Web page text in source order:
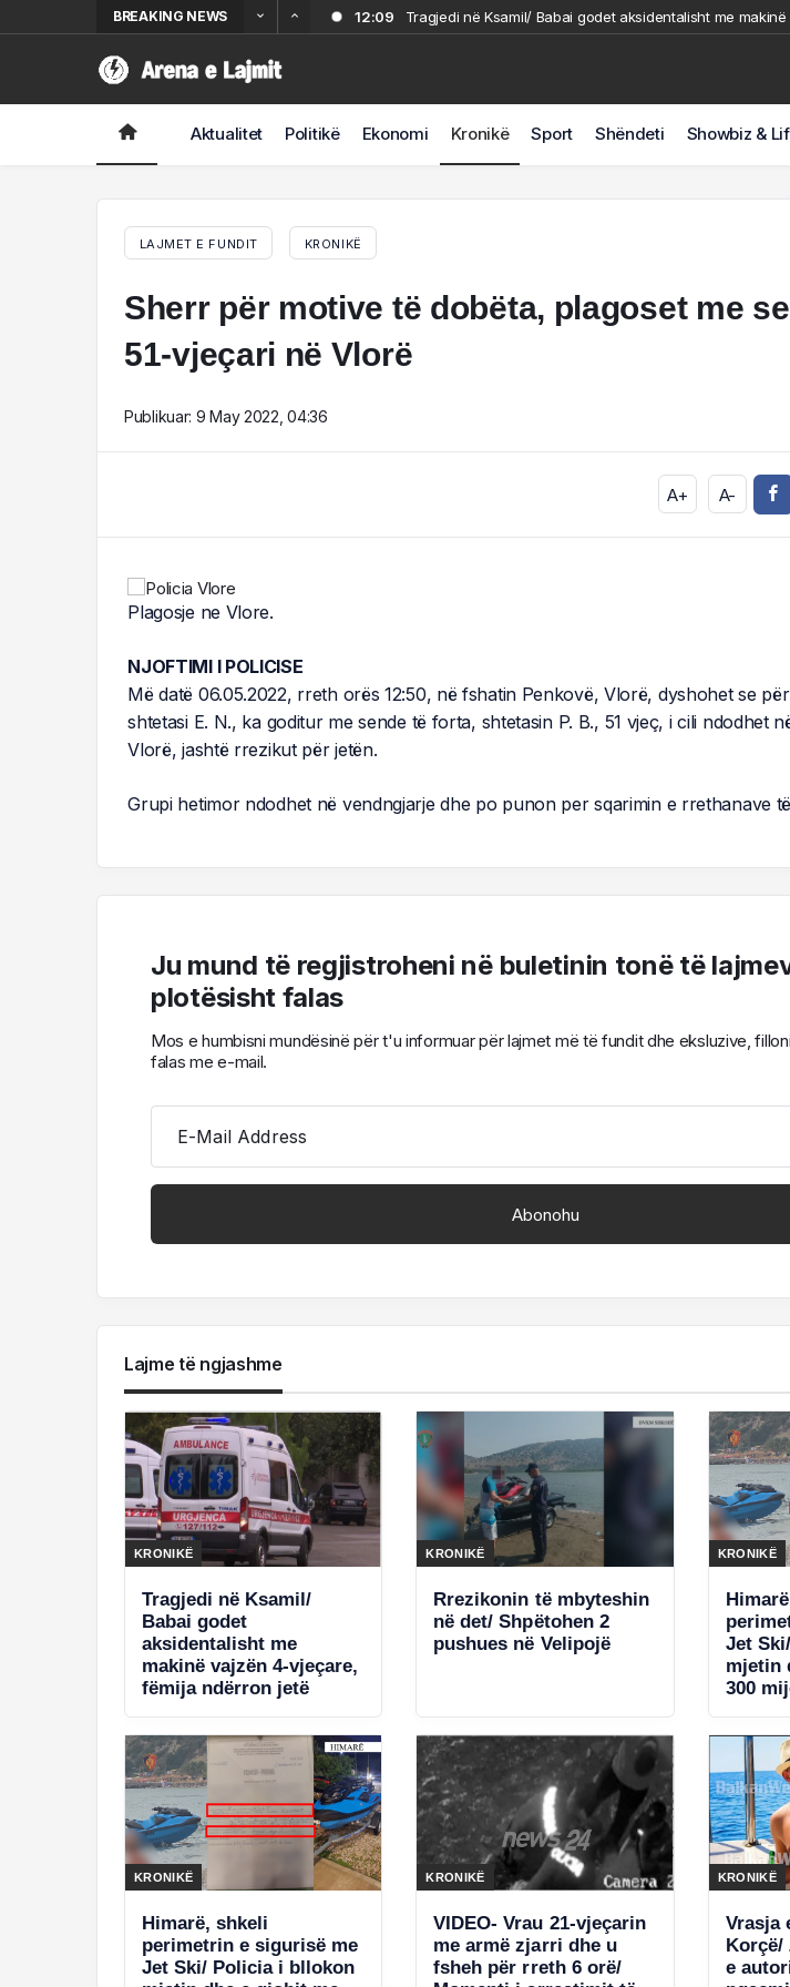
BREAKING NEWS 12:09
Tragjedi në Ksamil/ Babai godet aksidentalisht me
Aktualitet Politikë Ekonomi Kronikë Sport Shëndeti Showbiz &
LAJMET E FUNDIT KRONIKË
Sherr për motive të dobëta, plagoset me
51-vjeçari në Vlorë
Publikuar: 9 May 2022, 04:36
A+ A-
Plagosje ne Vlore.
NJOFTIMI I POLICISE
Më datë 06.05.2022, rreth orës 12:50, në fshatin Penkovë, Vlorë, dyshohet se
shtetasi E. N., ka goditur me sende të forta, shtetasin P. B., 51 vjeç, i cili ndodhet
Vlorë, jashtë rrezikut për jetën.
Grupi hetimor ndodhet në vendngjarje dhe po punon per sqarimin e rrethanave
Ju mund të regjistroheni në buletinin tonë të
plotësisht falas
Mos e humbisni mundësinë për t'u informuar për lajmet më të fundit dhe eksluzive,
falas me e-mail.
E-Mail Address
Lajme të ngjashme
KRONIKË
Tragjedi në Ksamil/
Babai godet
aksidentalisht me
makinë vajzën 4-vjeçare,
fëmija ndërron jetë
KRONIKË
Rrezikonin të mbyteshin
në det/ Shpëtohen 2
pushues në Velipojë
KRONIKË
Jet
mjetin
300
KRONIKË
Himarë, shkeli
perimetrin e sigurisë me
Jet Ski/ Policia i bllokon
KRONIKË
VIDEO- Vrau 21-vjeçarin
me armë zjarri dhe u
fsheh për rreth 6 orë/
KRONIKË
Vrasja
Korçë/
e